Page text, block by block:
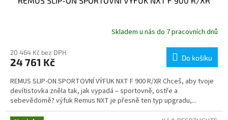
Skladem u nás do 7 pracovních dnů
20 464 Kč bez DPH
24 761 Kč Do košíku
REMUS SLIP-ON SPORTOVNÍ VÝFUK NXT F 900 R/XR Chceš, aby tvoje
devítistovka zněla tak, jak vypadá – sportovně, ostře a
sebevědomě? výfuk Remus NXT je přesně ten typ upgradu,...